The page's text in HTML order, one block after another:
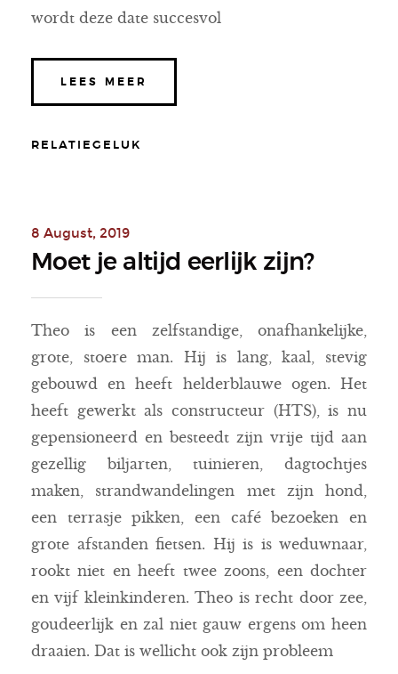
wordt deze date succesvol
LEES MEER
RELATIEGELUK
8 August, 2019
Moet je altijd eerlijk zijn?
Theo is een zelfstandige, onafhankelijke,
grote, stoere man. Hij is lang, kaal, stevig
gebouwd en heeft helderblauwe ogen. Het
heeft gewerkt als constructeur (HTS), is nu
gepensioneerd en besteedt zijn vrije tijd aan
gezellig biljarten, tuinieren, dagtochtjes
maken, strandwandelingen met zijn hond,
een terrasje pikken, een café bezoeken en
grote afstanden fietsen. Hij is is weduwnaar,
rookt niet en heeft twee zoons, een dochter
en vijf kleinkinderen. Theo is recht door zee,
goudeerlijk en zal niet gauw ergens om heen
draaien. Dat is wellicht ook zijn probleem